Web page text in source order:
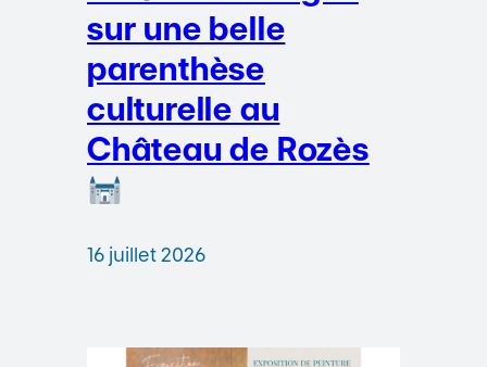
sur une belle
parenthèse
culturelle au
Château de Rozès
16 juillet 2026